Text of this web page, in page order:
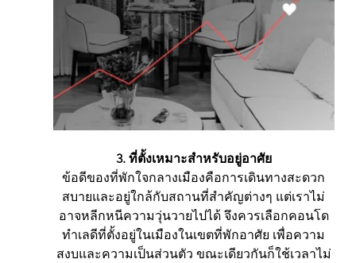
3. ที่ตั้งเหมาะสำหรับอยู่อาศัย
ข้อดีของที่พักใจกลางเมืองคือการเดินทางสะดวก
สบายและอยู่ใกล้กับสถานที่สำคัญต่างๆ แต่เราไม่
อาจหลีกหนีความวุ่นวายไปได้ จึงควรเลือกคอนโด
ทำเลดีที่ตั้งอยู่ในเมืองในเขตที่พักอาศัย เพื่อความ
สงบและความเป็นส่วนตัว ขณะเดียวกันก็ใช้เวลาไม่